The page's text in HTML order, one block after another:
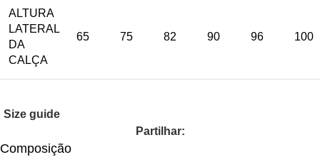
ALTURA
LATERAL
DA
CALÇA
65 75 82 90 96 100
Size guide
Partilhar:
Composição